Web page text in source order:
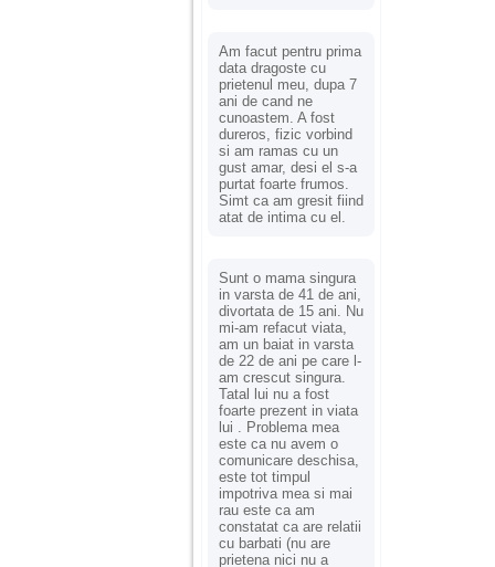
Am facut pentru prima
data dragoste cu
prietenul meu, dupa 7
ani de cand ne
cunoastem. A fost
dureros, fizic vorbind
si am ramas cu un
gust amar, desi el s-a
purtat foarte frumos.
Simt ca am gresit fiind
atat de intima cu el.
Sunt o mama singura
in varsta de 41 de ani,
divortata de 15 ani. Nu
mi-am refacut viata,
am un baiat in varsta
de 22 de ani pe care l-
am crescut singura.
Tatal lui nu a fost
foarte prezent in viata
lui . Problema mea
este ca nu avem o
comunicare deschisa,
este tot timpul
impotriva mea si mai
rau este ca am
constatat ca are relatii
cu barbati (nu are
prietena nici nu a